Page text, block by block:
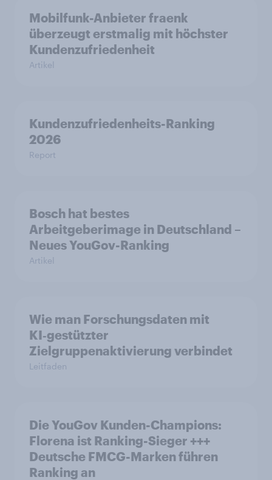
Mobilfunk-Anbieter fraenk
überzeugt erstmalig mit höchster
Kundenzufriedenheit
Artikel
Kundenzufriedenheits-Ranking
2026
Report
Bosch hat bestes
Arbeitgeberimage in Deutschland –
Neues YouGov-Ranking
Artikel
Wie man Forschungsdaten mit
KI‑gestützter
Zielgruppenaktivierung verbindet
Leitfaden
Die YouGov Kunden-Champions:
Florena ist Ranking-Sieger +++
Deutsche FMCG-Marken führen
Ranking an